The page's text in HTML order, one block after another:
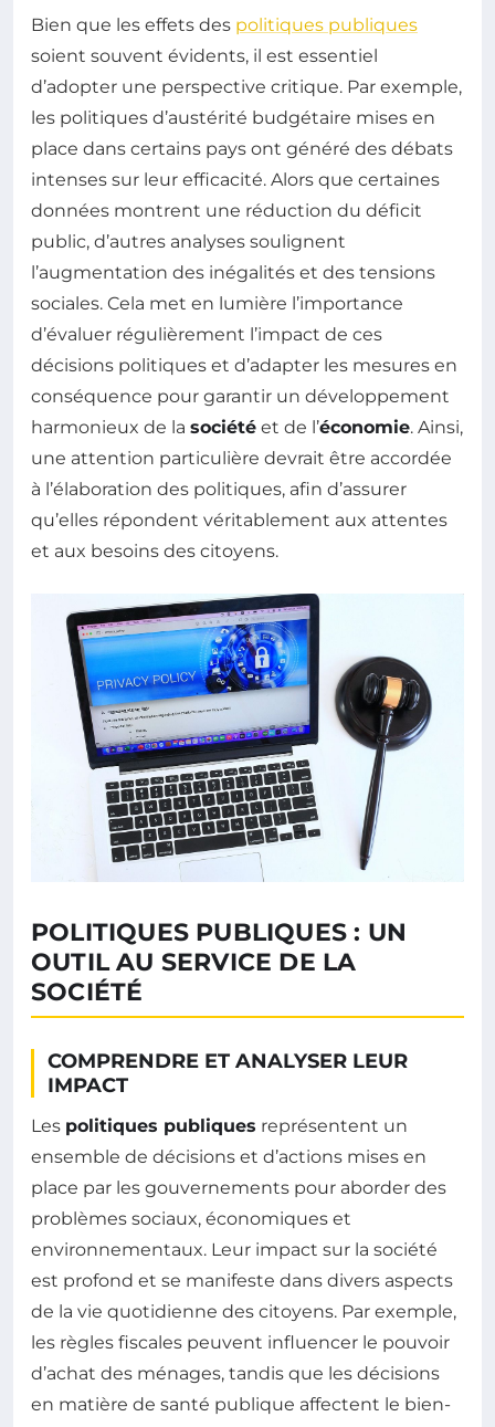
Bien que les effets des politiques publiques
soient souvent évidents, il est essentiel
d’adopter une perspective critique. Par exemple,
les politiques d’austérité budgétaire mises en
place dans certains pays ont généré des débats
intenses sur leur efficacité. Alors que certaines
données montrent une réduction du déficit
public, d’autres analyses soulignent
l’augmentation des inégalités et des tensions
sociales. Cela met en lumière l’importance
d’évaluer régulièrement l’impact de ces
décisions politiques et d’adapter les mesures en
conséquence pour garantir un développement
harmonieux de la société et de l’économie. Ainsi,
une attention particulière devrait être accordée
à l’élaboration des politiques, afin d’assurer
qu’elles répondent véritablement aux attentes
et aux besoins des citoyens.
POLITIQUES PUBLIQUES : UN
OUTIL AU SERVICE DE LA
SOCIÉTÉ
COMPRENDRE ET ANALYSER LEUR
IMPACT
Les politiques publiques représentent un
ensemble de décisions et d’actions mises en
place par les gouvernements pour aborder des
problèmes sociaux, économiques et
environnementaux. Leur impact sur la société
est profond et se manifeste dans divers aspects
de la vie quotidienne des citoyens. Par exemple,
les règles fiscales peuvent influencer le pouvoir
d’achat des ménages, tandis que les décisions
en matière de santé publique affectent le bien-